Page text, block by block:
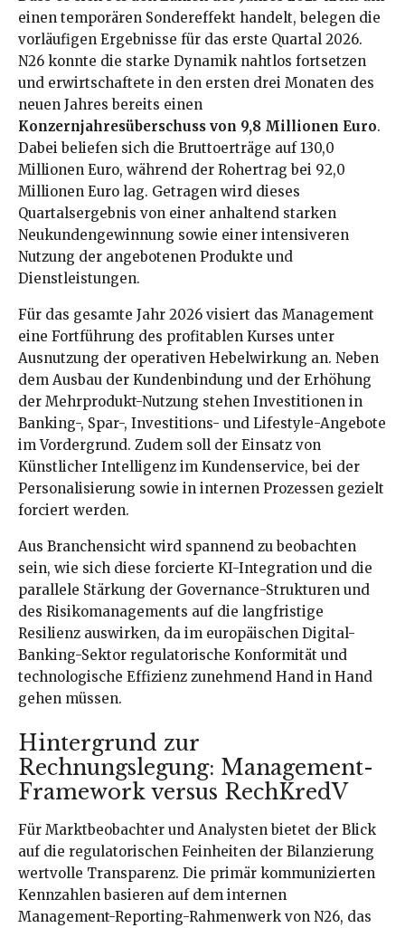
einen temporären Sondereffekt handelt, belegen die
vorläufigen Ergebnisse für das erste Quartal 2026.
N26 konnte die starke Dynamik nahtlos fortsetzen
und erwirtschaftete in den ersten drei Monaten des
neuen Jahres bereits einen
Konzernjahresüberschuss von 9,8 Millionen Euro.
Dabei beliefen sich die Bruttoerträge auf 130,0
Millionen Euro, während der Rohertrag bei 92,0
Millionen Euro lag. Getragen wird dieses
Quartalsergebnis von einer anhaltend starken
Neukundengewinnung sowie einer intensiveren
Nutzung der angebotenen Produkte und
Dienstleistungen.
Für das gesamte Jahr 2026 visiert das Management
eine Fortführung des profitablen Kurses unter
Ausnutzung der operativen Hebelwirkung an. Neben
dem Ausbau der Kundenbindung und der Erhöhung
der Mehrprodukt-Nutzung stehen Investitionen in
Banking-, Spar-, Investitions- und Lifestyle-Angebote
im Vordergrund. Zudem soll der Einsatz von
Künstlicher Intelligenz im Kundenservice, bei der
Personalisierung sowie in internen Prozessen gezielt
forciert werden.
Aus Branchensicht wird spannend zu beobachten
sein, wie sich diese forcierte KI-Integration und die
parallele Stärkung der Governance-Strukturen und
des Risikomanagements auf die langfristige
Resilienz auswirken, da im europäischen Digital-
Banking-Sektor regulatorische Konformität und
technologische Effizienz zunehmend Hand in Hand
gehen müssen.
Hintergrund zur
Rechnungslegung: Management-
Framework versus RechKredV
Für Marktbeobachter und Analysten bietet der Blick
auf die regulatorischen Feinheiten der Bilanzierung
wertvolle Transparenz. Die primär kommunizierten
Kennzahlen basieren auf dem internen
Management-Reporting-Rahmenwerk von N26, das